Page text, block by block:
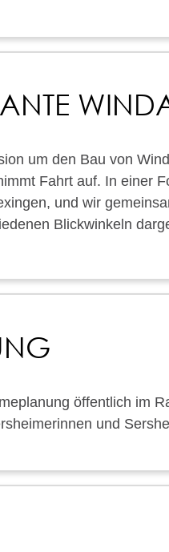
um den Bau von
Fahrt auf. In einer
und wir
Blickwinkeln
öffentlich im
und